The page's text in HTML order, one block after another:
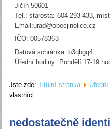
Jičín 50601
Tel.: starosta: 604 293 433,
Email:urad@obecjinolice.cz
IČO: 00578363
Datová schránka: b3qbgq4
Úřední hodiny: Pondělí 17-19
Jste zde:Titulní stránka
vlastníci
nedostatečně